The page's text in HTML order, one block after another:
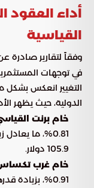
أداء العقود
القياسية
وفقاً لتقارير صادرة
في توجهات
التغيير انعكس بشكل
الدولية، حيث يظهر
خام برنت
105.9 دولار.
خام غرب